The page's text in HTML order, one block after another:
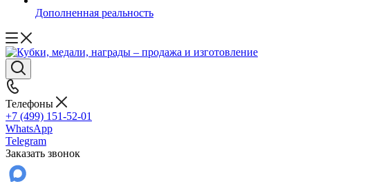
Дополненная реальность
Телефоны
+7 (499) 151-52-01
WhatsApp
Telegram
Заказать звонок